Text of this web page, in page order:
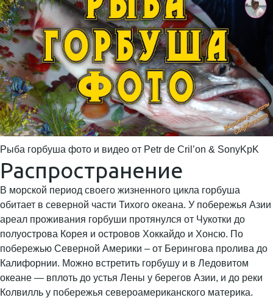
Рыба горбуша фото и видео от Petr de Cril’on & SonyKpK
Распространение
В морской период своего жизненного цикла горбуша
обитает в северной части Тихого океана. У побережья Азии
ареал проживания горбуши протянулся от Чукотки до
полуострова Корея и островов Хоккайдо и Хонсю. По
побережью Северной Америки – от Берингова пролива до
Калифорнии. Можно встретить горбушу и в Ледовитом
океане — вплоть до устья Лены у берегов Азии, и до реки
Колвилль у побережья североамериканского материка.